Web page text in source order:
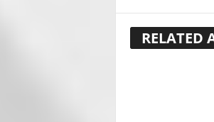
RELATED